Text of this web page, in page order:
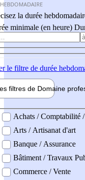
la durée
minimale (en heure)
le filtre de durée
filtres de Domaine pro
professionel
Achats / Comptabilité
Arts / Artisanat d'art
Banque / Assurance
Bâtiment / Travaux
Commerce / Vente